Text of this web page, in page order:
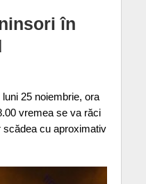
în
25 noiembrie, ora
vremea se va răci
cu aproximativ